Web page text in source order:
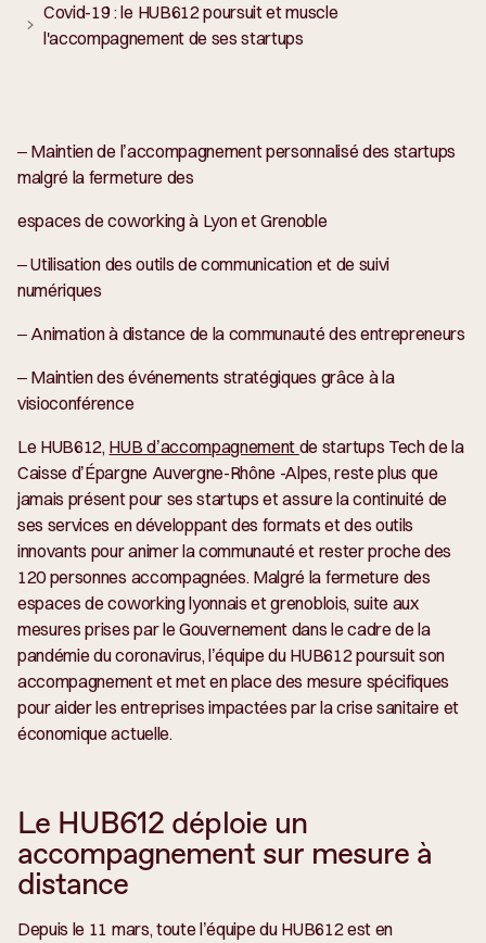
Covid-19 : le HUB612 poursuit et muscle
l'accompagnement de ses startups
– Maintien de l’accompagnement personnalisé des startups
malgré la fermeture des
espaces de coworking à Lyon et Grenoble
– Utilisation des outils de communication et de suivi
numériques
– Animation à distance de la communauté des entrepreneurs
– Maintien des événements stratégiques grâce à la
visioconférence
Le HUB612, HUB d’accompagnement de startups Tech de la
Caisse d’Épargne Auvergne-Rhône -Alpes, reste plus que
jamais présent pour ses startups et assure la continuité de
ses services en développant des formats et des outils
innovants pour animer la communauté et rester proche des
120 personnes accompagnées. Malgré la fermeture des
espaces de coworking lyonnais et grenoblois, suite aux
mesures prises par le Gouvernement dans le cadre de la
pandémie du coronavirus, l’équipe du HUB612 poursuit son
accompagnement et met en place des mesure spécifiques
pour aider les entreprises impactées par la crise sanitaire et
économique actuelle.
Le HUB612 déploie un
accompagnement sur mesure à
distance
Depuis le 11 mars, toute l’équipe du HUB612 est en